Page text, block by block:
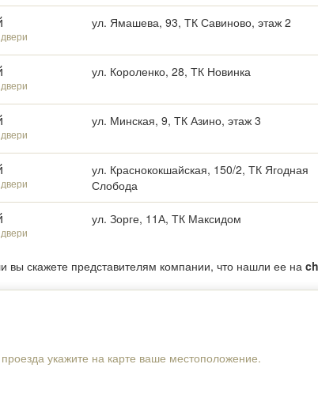
ул. Ямашева, 93, ТК Савиново, этаж 2
ул. Короленко, 28, ТК Новинка
ул. Минская, 9, ТК Азино, этаж 3
ул. Краснококшайская, 150/2, ТК Ягодная
Слобода
ул. Зорге, 11А, ТК Максидом
вы скажете представителям компании, что нашли ее на
укажите на карте ваше местоположение.